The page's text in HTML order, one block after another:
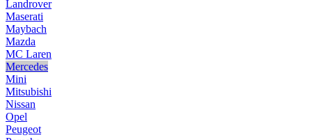
Landrover
Maserati
Maybach
Mazda
MC Laren
Mercedes
Mini
Mitsubishi
Nissan
Opel
Peugeot